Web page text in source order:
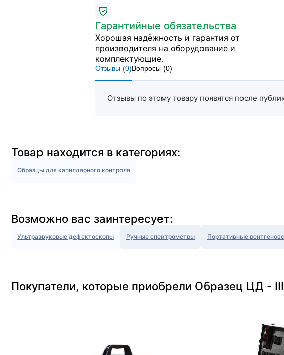
Гарантийные обязательства
Хорошая надёжность и гарантия от
производителя на оборудование и
комплектующие.
Отзывы (0)Вопросы (0)
Отзывы по этому товару появятся после
Товар находится в категориях:
Образцы для капиллярного контроля
Возможно вас заинтересует:
Ультразвуковые дефектоскопы Ручные спектрометры Портативные
Покупатели, которые приобрели Образец ЦД -